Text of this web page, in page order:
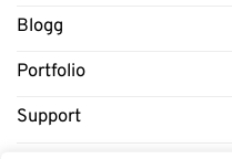
Blogg
Portfolio
Support